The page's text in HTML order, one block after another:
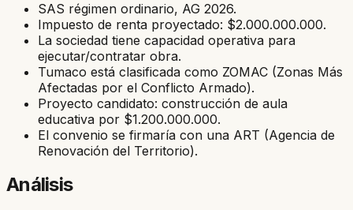
SAS régimen ordinario, AG 2026.
Impuesto de renta proyectado: $2.000.000.000.
La sociedad tiene capacidad operativa para
ejecutar/contratar obra.
Tumaco está clasificada como ZOMAC (Zonas Más
Afectadas por el Conflicto Armado).
Proyecto candidato: construcción de aula
educativa por $1.200.000.000.
El convenio se firmaría con una ART (Agencia de
Renovación del Territorio).
Análisis